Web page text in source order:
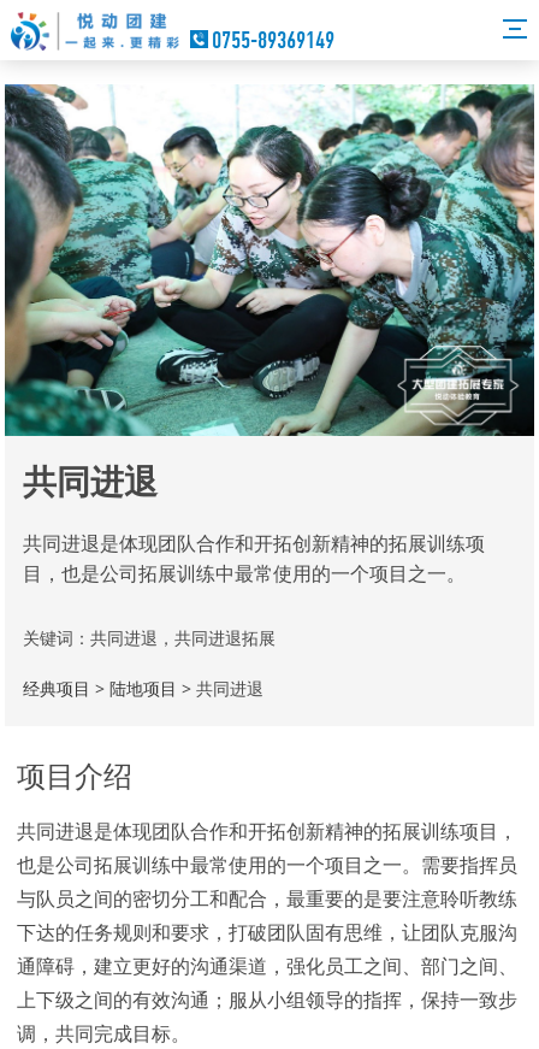
0755-89369149
共同进退
共同进退是体现团队合作和开拓创新精神的拓展训练项
目，也是公司拓展训练中最常使用的一个项目之一。
关键词：共同进退，共同进退拓展
经典项目 >陆地项目 > 共同进退
项目介绍
共同进退是体现团队合作和开拓创新精神的拓展训练项目，
也是公司拓展训练中最常使用的一个项目之一。需要指挥员
与队员之间的密切分工和配合，最重要的是要注意聆听教练
下达的任务规则和要求，打破团队固有思维，让团队克服沟
通障碍，建立更好的沟通渠道，强化员工之间、部门之间、
上下级之间的有效沟通；服从小组领导的指挥，保持一致步
调，共同完成目标。